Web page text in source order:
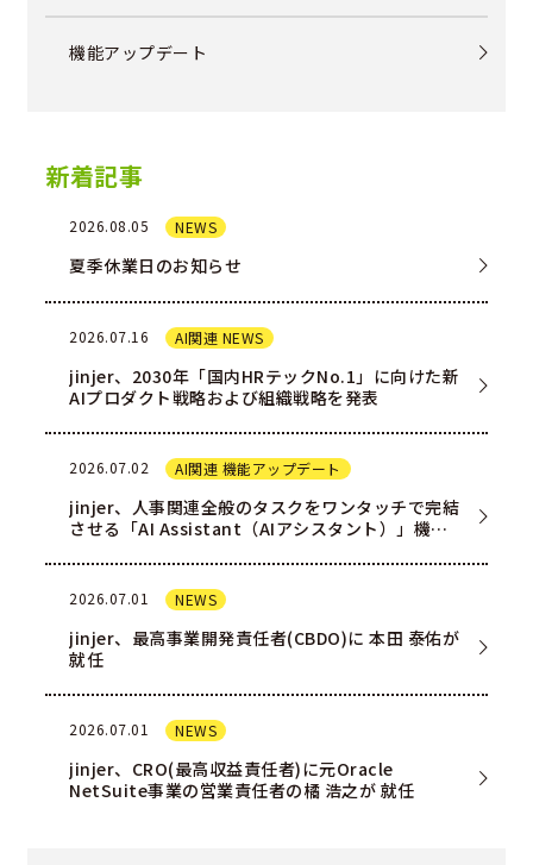
機能アップデート
新着記事
2026.08.05 NEWS
夏季休業日のお知らせ
2026.07.16 AI関連 NEWS
jinjer、2030年「国内HRテックNo.1」に向けた新
AIプロダクト戦略および組織戦略を発表
2026.07.02 AI関連 機能アップデート
jinjer、人事関連全般のタスクをワンタッチで完結
させる「AI Assistant（AIアシスタント）」機能
2026.07.01 NEWS
jinjer、最高事業開発責任者(CBDO)に 本田 泰佑が
就任
2026.07.01 NEWS
jinjer、CRO(最高収益責任者)に元Oracle
NetSuite事業の営業責任者の橘 浩之が 就任